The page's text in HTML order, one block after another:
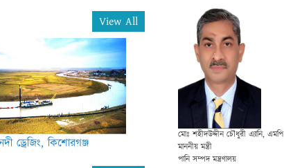
View All
ড্রেজিং, কিশোরগঞ্জ
মোঃ শহীদউদ্দীন চৌধুরী এ্যানি, এমপি
মাননীয় মন্ত্রী
পানি সম্পদ মন্ত্রণালয়